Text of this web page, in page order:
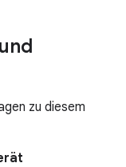
zu diesem